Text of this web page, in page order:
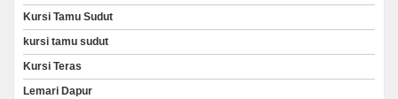
Kursi Tamu Sudut
kursi tamu sudut
Kursi Teras
Lemari Dapur